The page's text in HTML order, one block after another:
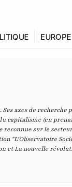
EUROPE
axes de recherche
capitalisme (en
reconnue sur le
"L'Observatoire
etLa nouvelle